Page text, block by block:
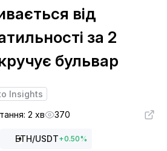
від
за 2
бульвар
Insights
2 хв 370
ETH/USDT+0.50%